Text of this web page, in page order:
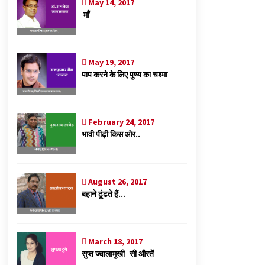
May 14, 2017
माँ
May 19, 2017
पाप करने के लिए पुण्य का चश्मा
February 24, 2017
भावी पीढ़ी किस ओर..
August 26, 2017
बहाने ढूंढते हैं…
March 18, 2017
सुप्त ज्वालामुखी-सी औरतें